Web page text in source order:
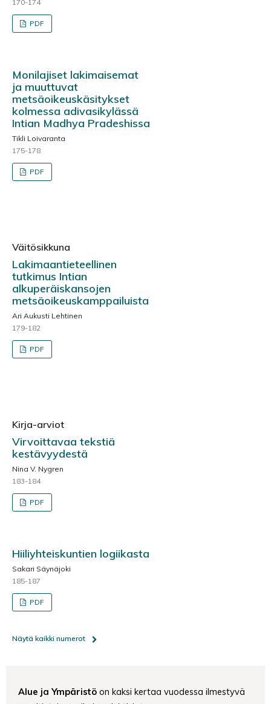
170-174
PDF
Monilajiset lakimaisemat
ja muuttuvat
metsäoikeuskäsitykset
kolmessa adivasikylässä
Intian Madhya Pradeshissa
Tikli Loivaranta
175-178
PDF
Väitösikkuna
Lakimaantieteellinen
tutkimus Intian
alkuperäiskansojen
metsäoikeuskamppailuista
Ari Aukusti Lehtinen
179-182
PDF
Kirja-arviot
Virvoittavaa tekstiä
kestävyydestä
Nina V. Nygren
183-184
PDF
Hiiliyhteiskuntien logiikasta
Sakari Säynäjoki
185-187
PDF
Näytä kaikki numerot
Alue ja Ympäristö on kaksi kertaa vuodessa ilmestyvä